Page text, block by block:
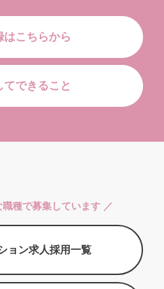
はこちらから
てできること
種で募集しています ／
ョン求人採用一覧